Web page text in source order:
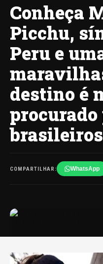
Conheça
Picchu,
Peru e
destino é
procurado
brasileiros
COMPARTILHAR: WhatsApp